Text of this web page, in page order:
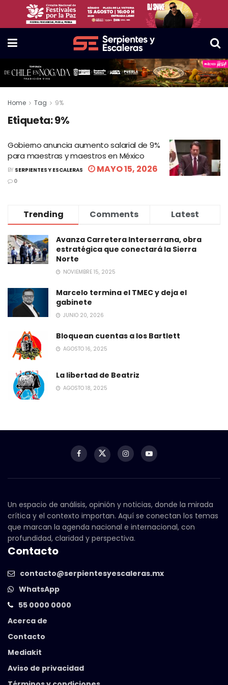
Home Tag 9%
Etiqueta:9%
Gobierno anuncia aumento salarial de 9%
para maestras y maestros en México
BY SERPIENTES Y ESCALERAS MAYO 15, 2026
0
Trending Comments Latest
Avanza Carretera Interserrana, obra
estratégica que conectará la Sierra
Norte
NOVIEMBRE 15, 2025
Marcelo termina el TMEC y deja el
gabinete
JUNIO 20, 2026
Bloquean cuentas a los Bartlett
AGOSTO 16, 2025
La libertad de Beatriz
AGOSTO 18, 2025
Un espacio de análisis, opinión y noticias, donde la mirada
crítica y el contexto importan. Aquí se conectan los temas
que marcan la agenda nacional e internacional, con
profundidad, claridad y perspectiva.
Contacto
contacto@serpientesyescaleras.mx
WhatsApp
55 0000 0000
Acerca de
Contacto
Mediakit
Aviso de privacidad